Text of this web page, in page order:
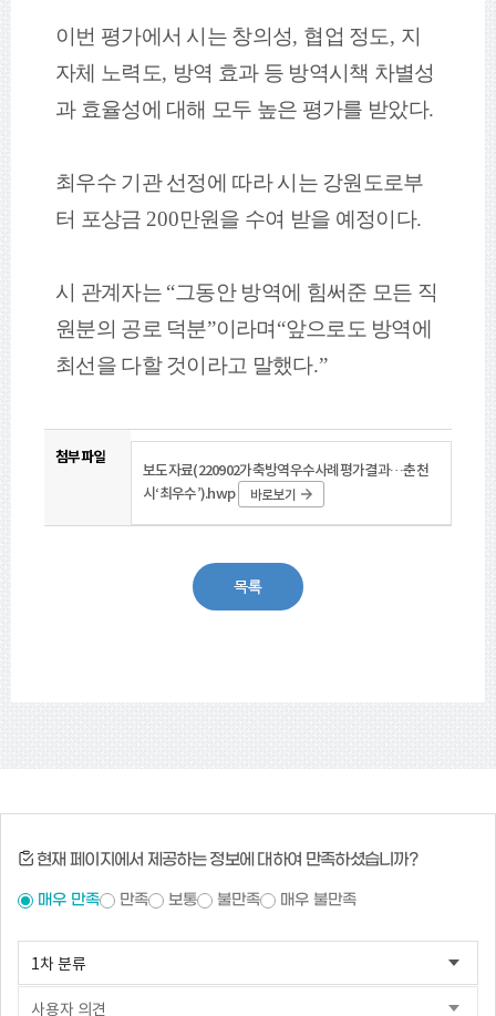
이번 평가에서 시는 창의성, 협업 정도, 지
자체 노력도, 방역 효과 등 방역시책 차별성
과 효율성에 대해 모두 높은 평가를 받았다.
최우수 기관 선정에 따라 시는 강원도로부
터 포상금 200만원을 수여 받을 예정이다.
시 관계자는 “그동안 방역에 힘써준 모든 직
원분의 공로 덕분”이라며 “앞으로도 방역에
최선을 다할 것이라고 말했다.”
첨부파일
보도자료(220902가축방역우수사례평가결과…춘천
시‘최우수’).hwp
바로보기
현재 페이지에서 제공하는 정보에 대하여 만족하셨습니까?
매우 만족 만족 보통 불만족 매우 불만족